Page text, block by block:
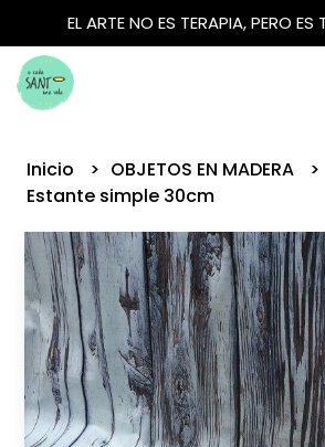
EL ARTE NO ES TERAPIA, PERO ES
Inicio
OBJETOS EN MADERA
Estante simple 30cm